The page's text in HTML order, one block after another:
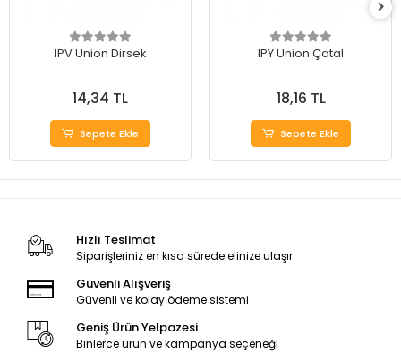
IPV Union Dirsek
14,34 TL
Sepete Ekle
IPY Union Çatal
18,16 TL
Sepete Ekle
Hızlı Teslimat
Siparişleriniz en kısa sürede elinize ulaşır.
Güvenli Alışveriş
Güvenli ve kolay ödeme sistemi
Geniş Ürün Yelpazesi
Binlerce ürün ve kampanya seçeneği